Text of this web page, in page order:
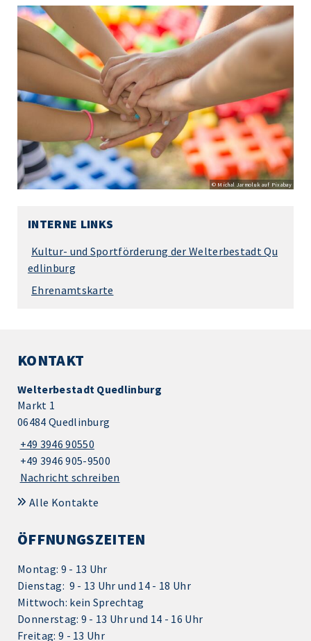
© Michal Jarmoluk auf Pixabay
INTERNE LINKS
Kultur- und Sportförderung der Welterbestadt Qu
edlinburg
Ehrenamtskarte
KONTAKT
Welterbestadt Quedlinburg
Markt 1
06484 Quedlinburg
+49 3946 90550
+49 3946 905-9500
Nachricht schreiben
Alle Kontakte
ÖFFNUNGSZEITEN
Montag: 9 - 13 Uhr
Dienstag: 9 - 13 Uhr und 14 - 18 Uhr
Mittwoch: kein Sprechtag
Donnerstag: 9 - 13 Uhr und 14 - 16 Uhr
Freitag: 9 - 13 Uhr